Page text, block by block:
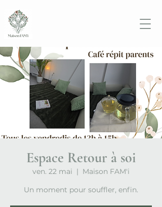
Espace Retour à soi
ven. 22 mai
  |
Maison FAM'i
Un moment pour souffler, enfin.